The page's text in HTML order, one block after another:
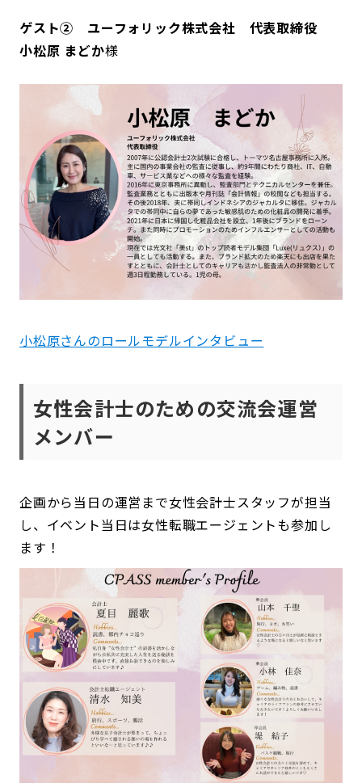
ゲスト② ユーフォリック株式会社
代表取締役
小松原 まどか様
小松原さんのロールモデルインタビュー
女性会計士のための交流会運営
メンバー
企画から当日の運営まで女性会計士スタッフが担当
し、イベント当日は女性転職エージェントも参加し
ます！